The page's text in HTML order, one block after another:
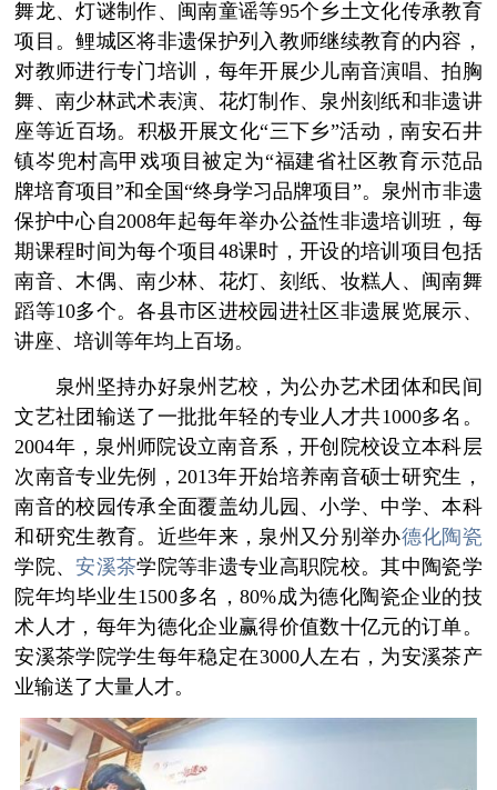
舞龙、灯谜制作、闽南童谣等95个乡土文化传承教育
项目。鲤城区将非遗保护列入教师继续教育的内容，
对教师进行专门培训，每年开展少儿南音演唱、拍胸
舞、南少林武术表演、花灯制作、泉州刻纸和非遗讲
座等近百场。积极开展文化“三下乡”活动，南安石井
镇岑兜村高甲戏项目被定为“福建省社区教育示范品
牌培育项目”和全国“终身学习品牌项目”。泉州市非遗
保护中心自2008年起每年举办公益性非遗培训班，每
期课程时间为每个项目48课时，开设的培训项目包括
南音、木偶、南少林、花灯、刻纸、妆糕人、闽南舞
蹈等10多个。各县市区进校园进社区非遗展览展示、
讲座、培训等年均上百场。
泉州坚持办好泉州艺校，为公办艺术团体和民间
文艺社团输送了一批批年轻的专业人才共1000多名。
2004年，泉州师院设立南音系，开创院校设立本科层
次南音专业先例，2013年开始培养南音硕士研究生，
南音的校园传承全面覆盖幼儿园、小学、中学、本科
和研究生教育。近些年来，泉州又分别举办德化陶瓷
学院、安溪茶学院等非遗专业高职院校。其中陶瓷学
院年均毕业生1500多名，80%成为德化陶瓷企业的技
术人才，每年为德化企业赢得价值数十亿元的订单。
安溪茶学院学生每年稳定在3000人左右，为安溪茶产
业输送了大量人才。